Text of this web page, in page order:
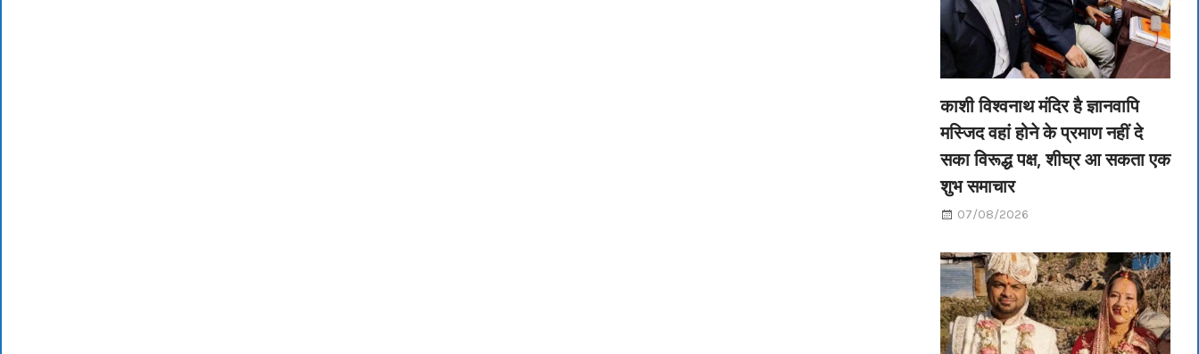
काशी विश्वनाथ मंदिर है ज्ञानवापि
मस्जिद वहां होने के प्रमाण नहीं दे
सका विरूद्ध पक्ष, शीघ्र आ सकता एक
शुभ समाचार
07/08/2026